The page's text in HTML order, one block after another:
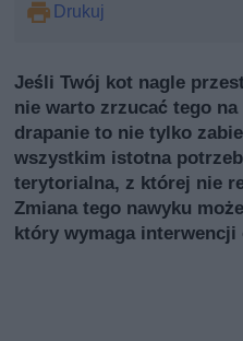
Drukuj
Jeśli Twój kot nagle
nie warto zrzucać tego
drapanie to nie tylko
wszystkim istotna
terytorialna, z której nie
Zmiana tego nawyku
który wymaga interwencji